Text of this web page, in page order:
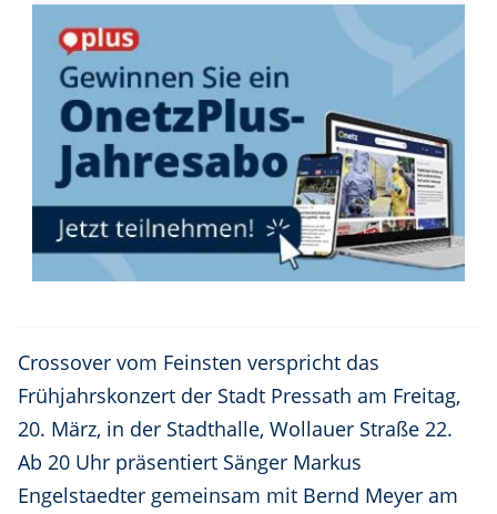
Crossover vom Feinsten verspricht das
Frühjahrskonzert der Stadt Pressath am Freitag,
20. März, in der Stadthalle, Wollauer Straße 22.
Ab 20 Uhr präsentiert Sänger Markus
Engelstaedter gemeinsam mit Bernd Meyer am